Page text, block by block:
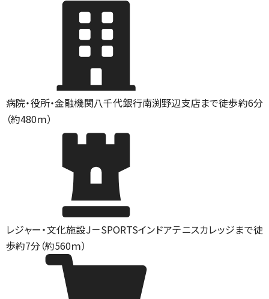
病院・役所・金融機関八千代銀行南渕野辺支店まで徒歩約6分
（約480ｍ）
レジャー・文化施設J－SPORTSインドアテニスカレッジまで徒
歩約7分（約560ｍ）